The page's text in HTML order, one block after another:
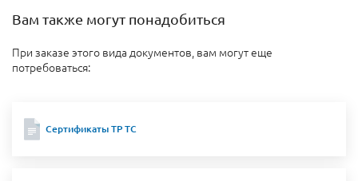
Вам также могут понадобиться
При заказе этого вида документов, вам могут еще
потребоваться:
Сертификаты ТР ТС